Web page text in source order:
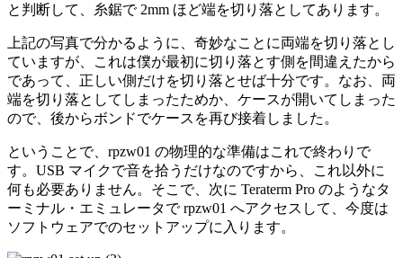
と判断して、糸鋸で 2mm ほど端を切り落としてあります。
上記の写真で分かるように、奇妙なことに両端を切り落とし
ていますが、これは僕が最初に切り落とす側を間違えたから
であって、正しい側だけを切り落とせば十分です。なお、両
端を切り落としてしまったためか、ケースが開いてしまった
ので、後からボンドでケースを再び接着しました。
ということで、rpzw01 の物理的な準備はこれで終わりで
す。USB マイクで音を拾うだけなのですから、これ以外に
何も必要ありません。そこで、次に Teraterm Pro のようなタ
ーミナル・エミュレータで rpzw01 へアクセスして、今度は
ソフトウェアでのセットアップに入ります。